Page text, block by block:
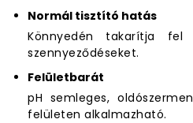
Normál tisztító hatás
Könnyedén takarítja
szennyeződéseket.
Felületbarát
pH semleges,
felületen alkalmazható.